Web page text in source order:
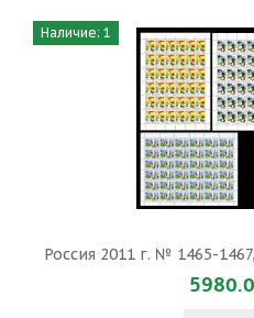
Наличие: 1
Россия 2011 г. № 1465-